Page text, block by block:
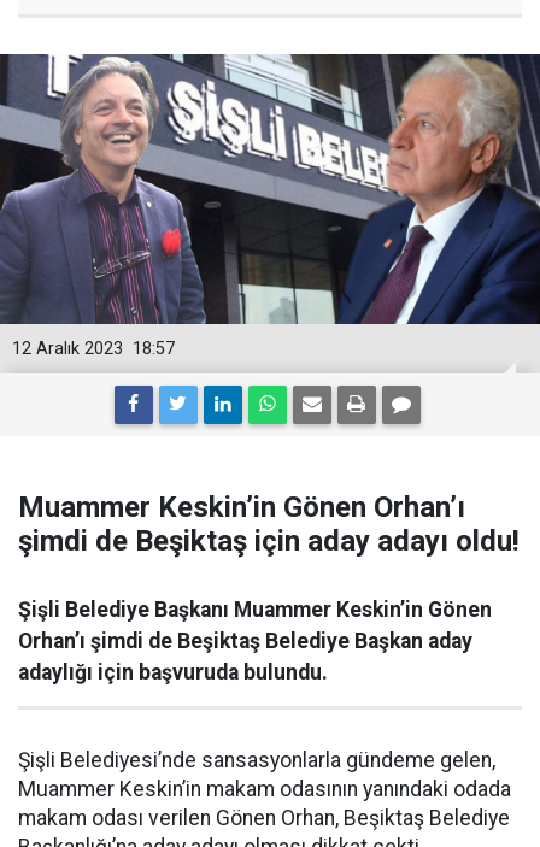
18:57
12 Aralık 2023
Muammer Keskin’in Gönen Orhan’ı
şimdi de Beşiktaş için aday adayı oldu!
Şişli Belediye Başkanı Muammer Keskin’in Gönen
Orhan’ı şimdi de Beşiktaş Belediye Başkan aday
adaylığı için başvuruda bulundu.
Şişli Belediyesi’nde sansasyonlarla gündeme gelen,
Muammer Keskin’in makam odasının yanındaki odada
makam odası verilen Gönen Orhan, Beşiktaş Belediye